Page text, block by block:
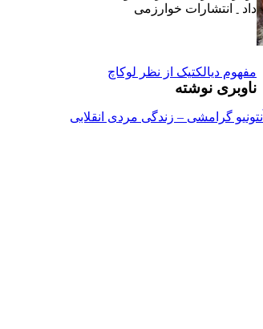
داد - انتشارات خوارزمى
مفهوم دیالکتیک از نظر لوکاچ
آنتونيو گرامشى – زندگى مردى انقلابى
ناوبری نوشته